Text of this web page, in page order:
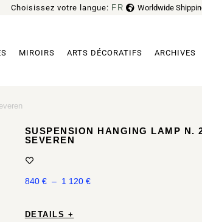
Choisissez votre langue: FR
EN Worldwide
MIROIRS ARTS DÉCORATIFS ARCHIVES
SUSPENSION HANGING LAMP N.
SEVEREN
840 € – 1 120 €
DETAILS +